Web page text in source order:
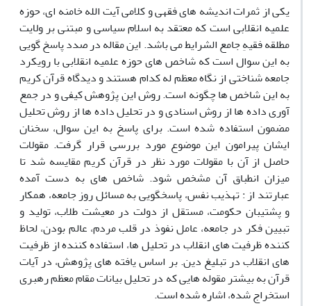
یکی از ثمرات اندیشه های فقهی و کلامی آیت الله خامنه ای، حوزه
علمیه انقلابی است که معتقد به اسلام سیاسی و مبتنی بر ولایت
مطلقه فقیهِ جامع الشرایط می باشد. این مقاله در صدد پاسخ گویی
به این سوال است که شاخص های حوزه علمیه انقلابی با رویکرد
جامعه شناختی از نگاه معظم له کدام هستند و دیدگاه قرآن کریم
به این شاخص ها چگونه است. روش این پژوهش کیفی و در جمع
آوری داده ها از روش اسنادی و در تحلیل داده ها از روش تحلیل
مضمون استفاده شده است. برای پاسخ به این سوال، سخنان
ایشان پیرامون این موضوع مورد بررسی قرار گرفت. مقولات
حاصل از آن با مقولات مورد نظر در قرآن کریم مقایسه شد تا
میزان انطباق آن مشخص شود. شاخص های به دست آمده
عبارتند از : تهذیب نفس، پاسخگویی به مسائل روز جامعه، همکار
و پشتیبان حکومت، مستقل از دولت در معیشت طلاب، تولید و
تبیین فکر در جامعه، عامل نفوذ در قلب مردم، عالم بودن، لحاظ
کننده ظرفیت های انقلاب در تحلیل ها، استفاده کننده از ظرفیت
های انقلاب در تبلیغ دین. بر اساس یافته های پژوهش، در آیات
قرآن به بیشتر مقوله هایی که در تحلیل بیانات مقام معظم رهبری
استخراج شده، اشاره شده است.